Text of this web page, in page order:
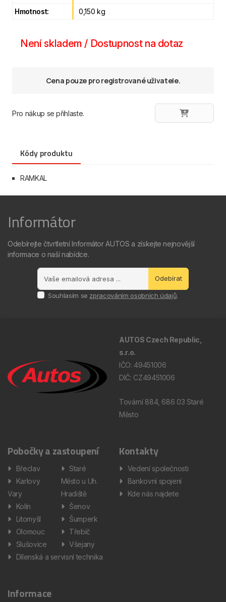
Hmotnost:
0,150 kg
Není skladem / Dostupnost na dotaz
Cena pouze pro registrované uživatele.
Pro nákup se přihlaste.
Kódy produktu
RAMKAL
Informátor
Odebírejte čtvrtletní Informátor AUTOS a získejte nejnovější
informace o naší nabídce.
Odebírat
Souhlasím se zpracováním osobních údajů.
AUTOS Czech Republic,
s.r.o.
IČO: 49451006
DIČ: CZ49451006
Tovární 884, 686 03 Staré
Město
Pobočky a zastoupení
Břeclav
Karlovy
Vary
Kolín
Litomyšl
Olomouc
Slušovice
Staré
Město u Uh.
Hradiště
Šenov
Šumperk
Třebíč
Všejany
Dílenská a servisní technika
Kontakty
Vedení společnosti
Bankovní spojení
Kde nás najdete
Informace